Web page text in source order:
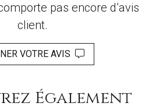
pas encore d’avis
client.
VOTRE AVIS
Également